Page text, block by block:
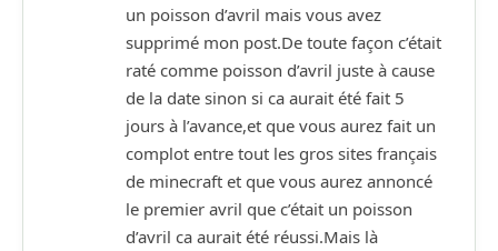
un poisson d’avril mais vous avez
supprimé mon post.De toute façon c’était
raté comme poisson d’avril juste à cause
de la date sinon si ca aurait été fait 5
jours à l’avance,et que vous aurez fait un
complot entre tout les gros sites français
de minecraft et que vous aurez annoncé
le premier avril que c’était un poisson
d’avril ca aurait été réussi.Mais là